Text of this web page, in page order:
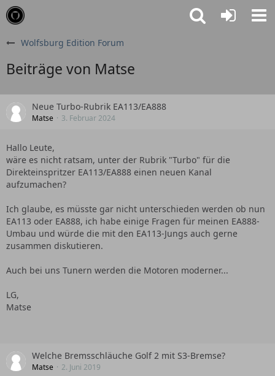
Wolfsburg Edition Forum
Beiträge von Matse
Neue Turbo-Rubrik EA113/EA888
Matse 3. Februar 2024
Hallo Leute,
wäre es nicht ratsam, unter der Rubrik "Turbo" für die
Direkteinspritzer EA113/EA888 einen neuen Kanal
aufzumachen?
Ich glaube, es müsste gar nicht unterschieden werden ob nun
EA113 oder EA888, ich habe einige Fragen für meinen EA888-
Umbau und würde die mit den EA113-Jungs auch gerne
zusammen diskutieren.
Auch bei uns Tunern werden die Motoren moderner...
LG,
Matse
Welche Bremsschläuche Golf 2 mit S3-Bremse?
Matse 2. Juni 2019